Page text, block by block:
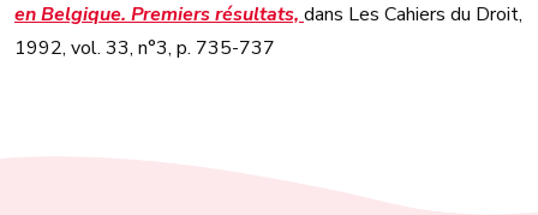
en Belgique. Premiers résultats, dans Les Cahiers du Droit,
1992, vol. 33, n°3, p. 735-737